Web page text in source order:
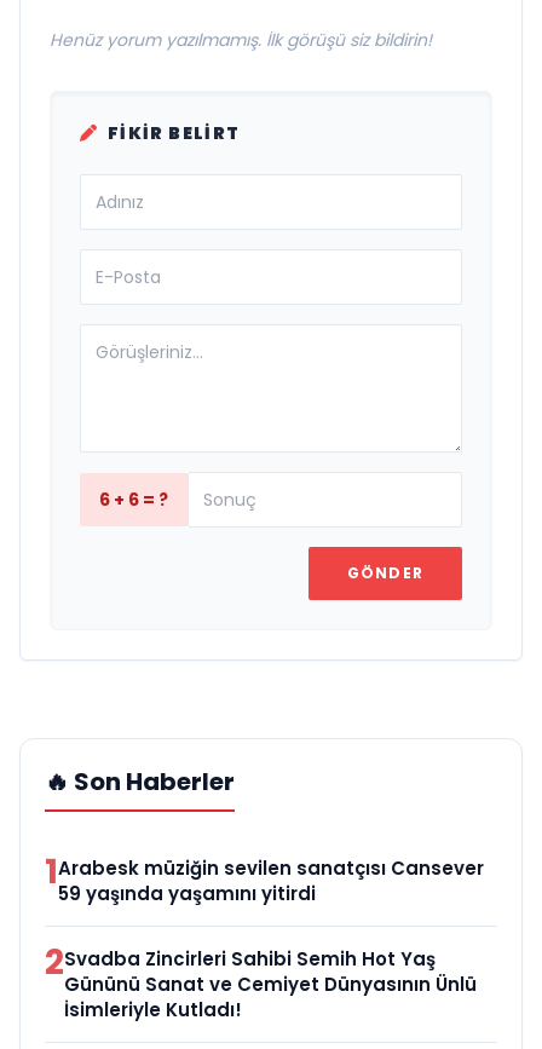
Henüz yorum yazılmamış. İlk görüşü siz bildirin!
FIKIR BELIRT
6 + 6 = ?
GÖNDER
🔥 Son Haberler
1Arabesk müziğin sevilen sanatçısı Cansever
59 yaşında yaşamını yitirdi
2Svadba Zincirleri Sahibi Semih Hot Yaş
Gününü Sanat ve Cemiyet Dünyasının Ünlü
İsimleriyle Kutladı!